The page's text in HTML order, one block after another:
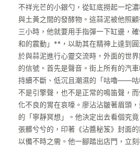
不祥光芒的小銀勺，從缸底撈起一坨
與土黃之間的發酵物。這蒜泥被他照
三小時，他就要用手指彈一下缸邊，
和的震動」**，以助其在精神上達到
於與蒜泥進行心靈交流時，外面的世
的信號。首先是聲音。街上所有的汽
持續不斷、低沉且潮濕的「咕嚕——
不是引擎聲，也不是正常的鳴笛聲，
化不良的胃在哀嚎。廖沾沾皺著眉頭
的「寧靜冥想」。他決定出去看個究
張髒兮兮的，印著《沾醬秘笈》封面
以備不時之需。他一腳踏出店門，立